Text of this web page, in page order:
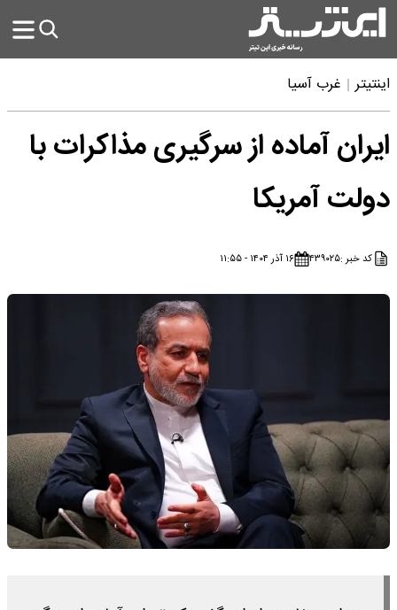
اینتیتر غرب آسیا
ایران آماده از سرگیری مذاکرات با
دولت آمریکا
کد خبر :۴۳۹۰۲۵ ۱۶ آذر ۱۴۰۴ - ۱۱:۵۵